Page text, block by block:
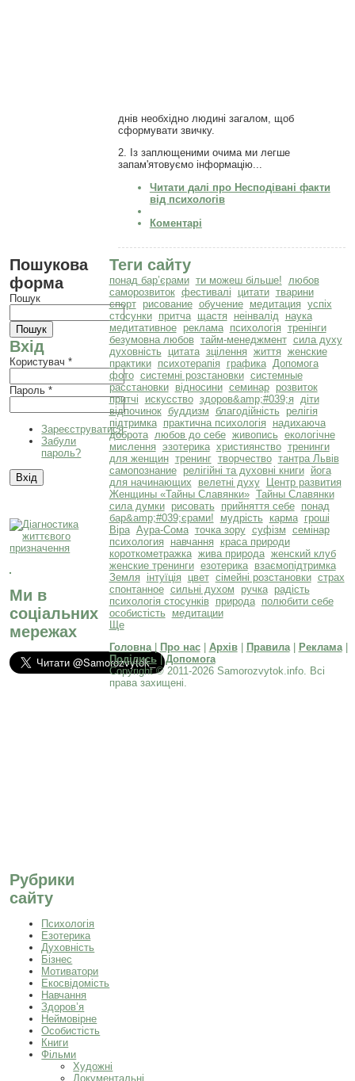
днів необхідно людині загалом, щоб
сформувати звичку.
2. Із заплющеними очима ми легше
запам'ятовуємо інформацію...
Читати далі про Несподівані факти
від психологів
Коментарі
Пошукова
форма
Пошук
Вхід
Користувач*
Пароль*
Зареєструватися
Забули
пароль?
Ми в
соціальних
мережах
Рубрики
сайту
Психологія
Езотерика
Духовність
Бізнес
Мотиватори
Екосвідомість
Навчання
Здоров’я
Неймовірне
Особистість
Книги
Фільми
Художні
Документальні
Теги сайту
понад бар’єрами ти можеш більше!
любов
саморозвиток фестивалі цитати тварини
спорт
рисование обучение медитация успіх
стосунки
притча щастя неінвалід
наука
медитативное
реклама психологія тренінги
безумовна любов тайм-менеджмент сила духу
духовність
цитата зцілення життя женские
практики
психотерапія графика
Допомога
фото системні розстановки системные
расстановки
відносини семинар
розвиток
притчі
искусство здоров&amp;#039;я
діти
відпочинок буддизм благодійність
релігія
підтримка
практична психологія
надихаюча
доброта
любов до себе живопись екологічне
мислення эзотерика християнство тренинги
для женщин тренинг творчество тантра Львів
самопознание
релігійні та духовні книги
йога
для начинающих
велетні духу
Центр развития
Женщины «Тайны Славянки» Тайны Славянки
сила думки
рисовать прийняття себе
понад
бар&amp;#039;єрами!
мудрість карма
гроші
Віра Аура-Сома точка зору суфізм семінар
психология
навчання
краса природи
короткометражка жива природа женский клуб
женские тренинги езотерика
взаємопідтримка
Земля
інтуїція цвет сімейні розстановки страх
спонтанное сильні духом ручка
радість
психологія стосунків
природа
полюбити себе
особистість
медитации
Ще
Головна| Про нас| Архів| Правила| Реклама|
Поділись|Допомога
Copyright © 2011-2026 Samorozvytok.info. Всі
права захищені.